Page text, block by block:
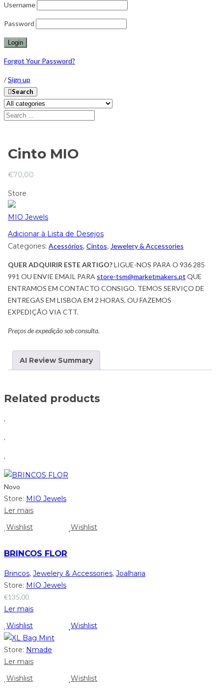
Username
Password
Forgot Your Password?
/Sign up
Search
Cinto MIO
€70,00
Store
MIO Jewels
Adicionar à Lista de Desejos
Categories: Acessórios, Cintos, Jewelery & Accessories
QUER ADQUIRIR ESTE ARTIGO?LIGUE-NOS PARA O 936 285
991 OU ENVIE EMAIL PARA store-tsm@marketmakers.pt QUE
ENTRAMOS EM CONTACTO CONSIGO. TEMOS SERVIÇO DE
ENTREGAS EM LISBOA EM 2 HORAS, OU FAZEMOS
EXPEDIÇÃO VIA CTT.
Preços de expedição sob consulta.
AI Review Summary
Related products
.
.
.
Novo
Store: MIO Jewels
Ler mais
Wishlist
Wishlist
BRINCOS FLOR
Brincos, Jewelery & Accessories, Joalharia
Store: MIO Jewels
€135,00
Ler mais
Wishlist
Wishlist
Store: Nmade
Ler mais
Wishlist
Wishlist